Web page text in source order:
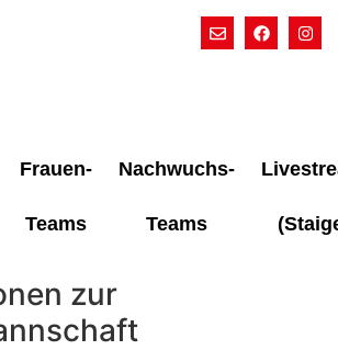
Frauen-
Teams
Nachwuchs-
Teams
zur